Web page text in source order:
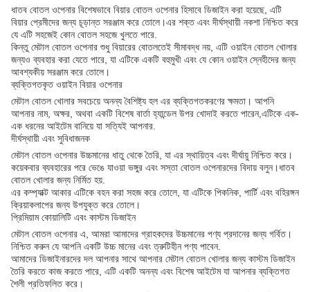
ধাতব বোতল ওপেনার বিশেষভাবে বিয়ার বোতল ওপেনার হিসাবে ডিজাইন করা হয়েছে, এটি
বিয়ার প্রেমীদের জন্য চূড়ান্ত সরঞ্জাম করে তোলে।এর শক্ত এবং দীর্ঘস্থায়ী নকশা নিশ্চিত করে
যে এটি সহজেই কোন বোতল সহজে খুলতে পারে.
কিন্তু মেটাল বোতল ওপেনার শুধু বিয়ারের বোতলতেই সীমাবদ্ধ নয়, এটি ওয়াইন বোতল খোলার
জন্যও ব্যবহার করা যেতে পারে, যা এটিকে একটি বহুমুখী এবং যে কোন ওয়াইন স্নেহীদের জন্য
আবশ্যকীয় সরঞ্জাম করে তোলে।
ব্যক্তিগতকৃত ওয়াইন বিয়ার ওপেনার
মেটাল বোতল খোলার সবচেয়ে অনন্য বৈশিষ্ট্য হল এর ব্যক্তিগতকরণের ক্ষমতা। আপনি
আপনার নাম, অক্ষর, অথবা একটি বিশেষ বার্তা হ্যান্ডেল উপর খোদাই করতে পারেন,এটিকে এক-
এক ধরনের আইটেম বানিয়ে যা সত্যিই আপনার.
দীর্ঘস্থায়ী এবং সুবিধাজনক
মেটাল বোতল ওপেনার উচ্চমানের ধাতু থেকে তৈরি, যা এর স্থায়িত্ব এবং দীর্ঘায়ু নিশ্চিত করে।
কয়েকবার ব্যবহারের পরে ভেঙে যাওয়া ভঙ্গুর এবং সস্তা বোতল ওপেনারদের বিদায় বলুন।ধাতব
বোতল খোলার জন্য নির্মিত হয়.
এর কম্প্যাক্ট আকার এটিকে বহন করা সহজ করে তোলে, যা এটিকে পিকনিক, পার্টি এবং বহিরঙ্গন
ক্রিয়াকলাপের জন্য উপযুক্ত করে তোলে।
প্রিমিয়াম কোয়ালিটি এবং কাস্টম ডিজাইন
মেটাল বোতল ওপেনার এ, আমরা আমাদের গ্রাহকদের উচ্চমানের পণ্য প্রদানের জন্য গর্বিত।
নিশ্চিত করুন যে আপনি একটি উচ্চ মানের এবং ত্রুটিহীন পণ্য পাবেন.
আমাদের ডিজাইনারদের দল আপনার সাথে আপনার মেটাল বোতল খোলার জন্য কাস্টম ডিজাইন
তৈরি করতে কাজ করতে পারে, এটি একটি অনন্য এবং বিশেষ আইটেম যা আপনার ব্যক্তিগত
শৈলী প্রতিফলিত করে।